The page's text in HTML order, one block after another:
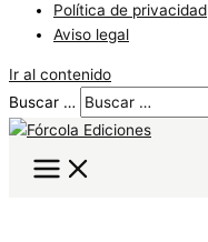
Política de privacidad
Aviso legal
Ir al contenido
Buscar …